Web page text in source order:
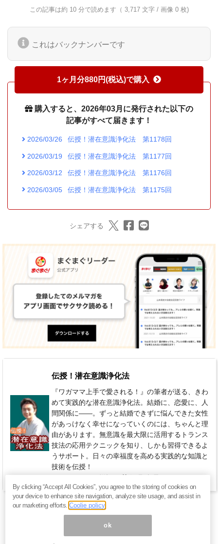
この記事は約 10 分で読めます（ 3,717 文字 / 画像 0 枚)
これはバックナンバーです
1ヶ月分880円(税込)で購入
購入すると、2026年03月に発行された以下の
記事がすべて届きます！
2026/03/26 伝授！潜在意識浄化法 第1178回
2026/03/19 伝授！潜在意識浄化法 第1177回
2026/03/12 伝授！潜在意識浄化法 第1176回
2026/03/05 伝授！潜在意識浄化法 第1175回
シェアする
伝授！潜在意識浄化法
『ワガママ上手で愛される！』の筆者が送る、きわ
めて実践的な潜在意識浄化法。結婚に、恋愛に、人
間関係に――。ずっと結婚できずに悩んできた女性
があっけなく幸せになっていくのには、ちゃんと理
由があります。無意識を最大限に活用するトランス
技法の応用テクニックを知り、しかも習得できるよ
うサポート。日々の幸福度を高める実践的な知識と
技術を伝授！
By clicking “Accept All Cookies”, you agree to the storing of cookies on
your device to enhance site navigation, analyze site usage, and assist in
our marketing efforts.Coolie policy
ok